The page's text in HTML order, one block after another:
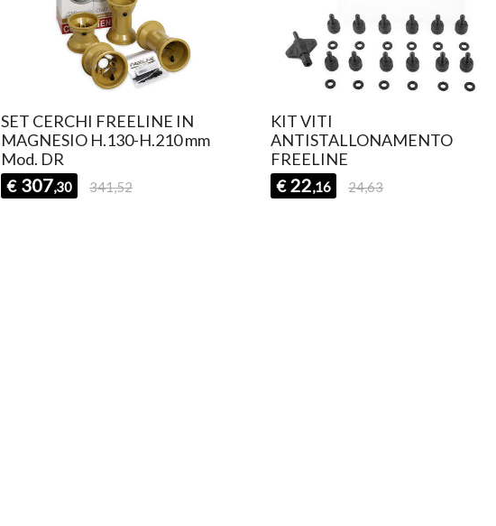
SET CERCHI FREELINE IN
MAGNESIO H.130-H.210 mm
Mod. DR
€ 307,30 341,52
KIT VITI
ANTISTALLONAMENTO
FREELINE
€ 22,16 24,63